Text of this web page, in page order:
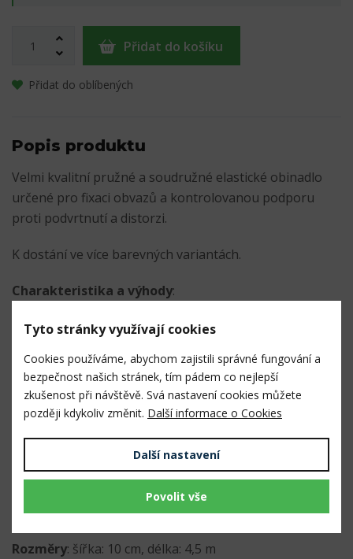
Přidat do košíku
Přidat do oblíbených
Popis produktu
Velmi kvalitní pružné a soudružné elastické obinadlo
určené pro fixaci obvazů a kontrolovanou podporu
proti podvrtnutí a distorzi.
K dostání ve více barevných variantách.
Charakteristika a výhody:
snadné odtržení, bezpečné a efektivní použití
soudržné, bez nutnosti další fixace
nelepí se na chlupy ani pokožku
velká pevnost a pružnost
pohodlný, lehký a prodyšný materiál
řízená komprese - nestahuje, pokud je nesprávně
aplikován
snadno odstranitelný nůžkami
Rozměry: šířka: 10 cm, délka: 4,5 m
Tyto stránky využívají cookies
Cookies používáme, abychom zajistili správné fungování a
bezpečnost našich stránek, tím pádem co nejlepší
zkušenost při návštěvě. Svá nastavení cookies můžete
později kdykoliv změnit. Další informace o Cookies
Další nastavení
Povolit vše